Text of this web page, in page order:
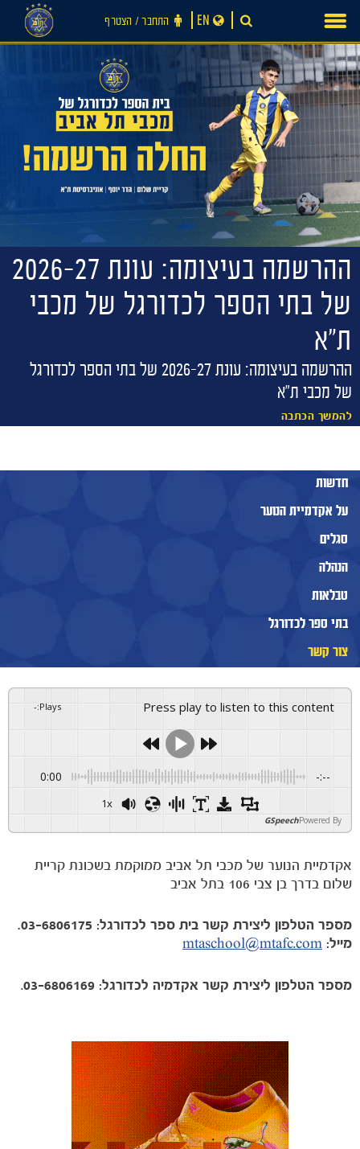
חדשות
content
התחבר ‪/‬ הצטרף EN
ההרשמה בעיצומה: עונת 2026-27
של בתי הספר לכדורגל של מכבי
ת״א
ההרשמה בעיצומה: עונת 2026-27 של בתי הספר לכדורגל
של מכבי ת״א
להמשך הכתבה
חדשות
על אקדמיית הנוער
סגלים
הנהלה
טבלאות
בתי ספר לכדורגל
צור קשר
Press play to listen to this content
Plays
:
-
0:00 -:--
1x
Powered By
GSpeech
אקדמיית הנוער של מכבי תל אביב ממוקמת בשכונת קריית
שלום בדרך בן צבי 106 בתל אביב
מספר הטלפון ליצירת קשר בית ספר לכדורגל: 03-6806175.
מייל: mtaschool@mtafc.com
מספר הטלפון ליצירת קשר אקדמיה לכדורגל: 03-6806169 .